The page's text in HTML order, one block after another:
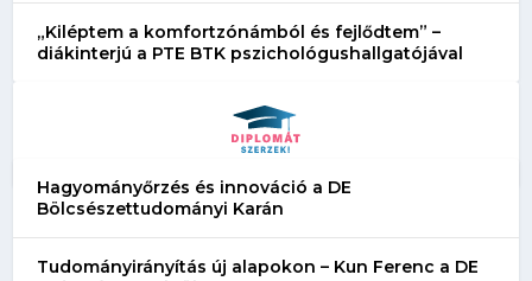
„Kiléptem a komfortzónámból és fejlődtem” –
diákinterjú a PTE BTK pszichológushallgatójával
Hagyományőrzés és innováció a DE
Bölcsészettudományi Karán
Tudományirányítás új alapokon – Kun Ferenc a DE